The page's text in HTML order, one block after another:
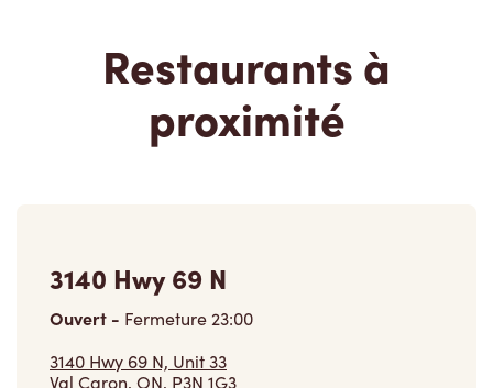
Restaurants à
proximité
3140 Hwy 69 N
Ouvert - Fermeture23:00
3140 Hwy 69 N, Unit 33
Val Caron, ON, P3N 1G3